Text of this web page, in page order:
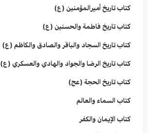
كتاب تاريخ أميرالمؤمنين (ع)
كتاب تاريخ فاطمة والحسنين (ع)
كتاب تاريخ السجاد والباقر والصادق والكاظم (ع)
كتاب تاريخ الرضا والجواد والهادي والعسكري (ع)
كتاب تاريخ الحجة (عج)
كتاب السماء والعالم
كتاب الإيمان والكفر